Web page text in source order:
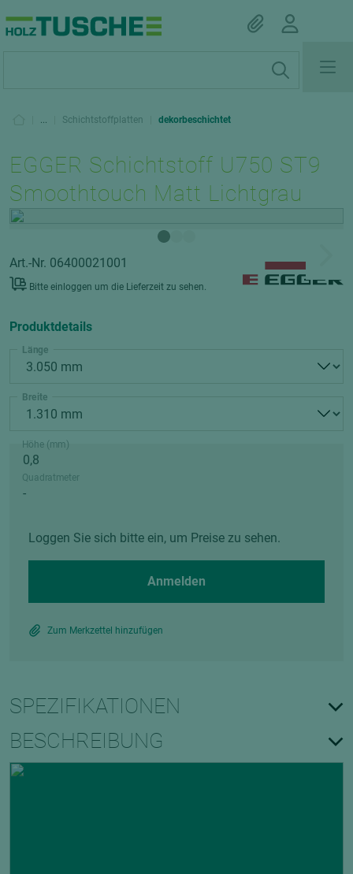
... Schichtstoffplatten dekorbeschichtet
EGGER Schichtstoff U750 ST9
Smoothtouch Matt Lichtgrau
Art.-Nr. 06400021001
Bitte einloggen um die Lieferzeit zu sehen.
Produktdetails
Länge
Breite
Höhe (mm)
Quadratmeter
Loggen Sie sich bitte ein, um Preise zu sehen.
Anmelden
Zum Merkzettel hinzufügen
SPEZIFIKATIONEN
BESCHREIBUNG